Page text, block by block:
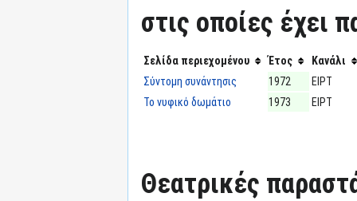
στις οποίες έχει
Σελίδα περιεχομένου Έτος
Κανάλι
Σύντομη συνάντησις
1972
ΕΙΡΤ
Το νυφικό δωμάτιο
1973 ΕΙΡΤ
Θεατρικές